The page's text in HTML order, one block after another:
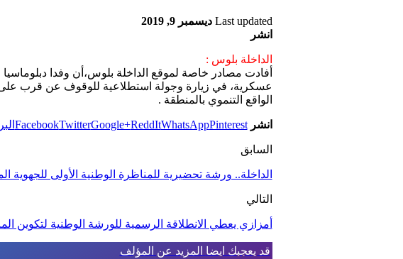
Last updated ديسمبر 9, 2019
انشر
الداخلة بلوس :
أفادت مصادر خاصة لموقع الداخلة بلوس،أن وفدا
عسكریة، في زیارة وجولة استطلاعیة للوقوف عن قرب على
الواقع التنموي بالمنطقة .
انشر FacebookTwitterGoogle+ReddItWhatsAppPinterest
السابق
الداخلة.. ورشة تحضيرية للمناظرة الوطنية الأولى للجهوية
التالي
أمزازي يعطي الانطلاقة الرسمية للورشة الوطنية لتكوين
قد يعجبك ايضا المزيد عن المؤلف